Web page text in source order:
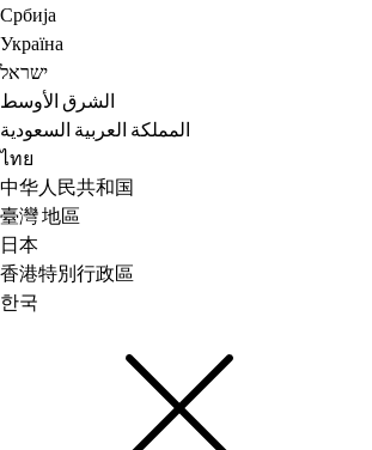
Србија
Україна
ישראל
الشرق الأوسط
المملكة العربية السعودية
ไทย
中华人民共和国
臺灣 地區
日本
香港特別行政區
한국